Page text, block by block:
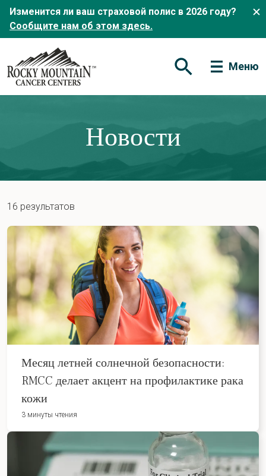
Изменится ли ваш страховой полис в 2026 году?
Сообщите нам об этом здесь.
Открытая форма
Меню
Новости
16 результатов
Месяц летней солнечной безопасности:
RMCC делает акцент на профилактике рака
кожи
3 минуты чтения